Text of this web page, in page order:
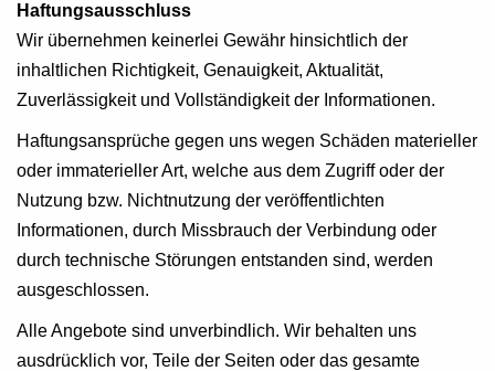
Haftungsausschluss
Wir übernehmen keinerlei Gewähr hinsichtlich der
inhaltlichen Richtigkeit, Genauigkeit, Aktualität,
Zuverlässigkeit und Vollständigkeit der Informationen.
Haftungsansprüche gegen uns wegen Schäden materieller
oder immaterieller Art, welche aus dem Zugriff oder der
Nutzung bzw. Nichtnutzung der veröffentlichten
Informationen, durch Missbrauch der Verbindung oder
durch technische Störungen entstanden sind, werden
ausgeschlossen.
Alle Angebote sind unverbindlich. Wir behalten uns
ausdrücklich vor, Teile der Seiten oder das gesamte